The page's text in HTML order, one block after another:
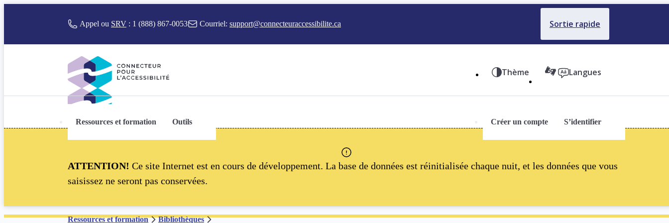
Appel ou SRV : 1 (888) 867-0053 Courriel: support@connecteuraccessibilite.ca Sortie rapide
Connecteur pour l’accessibilité
Thème Langues
Ressources et formation Outils Créer un compte S’identifier
ATTENTION! Ce site Internet est en cours de développement. La base de données est réinitialisée chaque nuit, et les données que vous
saisissez ne seront pas conservées.
Ressources et formation Bibliothèques